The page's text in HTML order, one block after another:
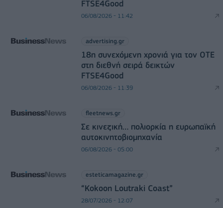
FTSE4Good
06/08/2026 - 11:42
advertising.gr
18η συνεχόμενη χρονιά για τον ΟΤΕ
στη διεθνή σειρά δεικτών
FTSE4Good
06/08/2026 - 11:39
fleetnews.gr
Σε κινεζική… πολιορκία η ευρωπαϊκή
αυτοκινητοβιομηχανία
06/08/2026 - 05:00
esteticamagazine.gr
“Kokoon Loutraki Coast”
28/07/2026 - 12:07